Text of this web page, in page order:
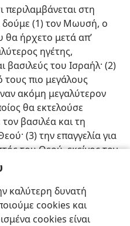
καλύτερη δυνατή
cookies και
cookies είναι
περιλαμβάνεται στη
(1) τον Μωυσή, ο
θα ήρχετο μετά απ’
ηγέτης,
βασιλεύς του Ισραήλ· (2)
τους πιο μεγάλους
ακόμη μεγαλύτερον
θα εκτελούσε
βασιλέα και τη
(3) την επαγγελία για
του Θεού, εκείνος τον
έχρισε για να
(4) τον Ιησού Χριστό τον
της Βασιλείας